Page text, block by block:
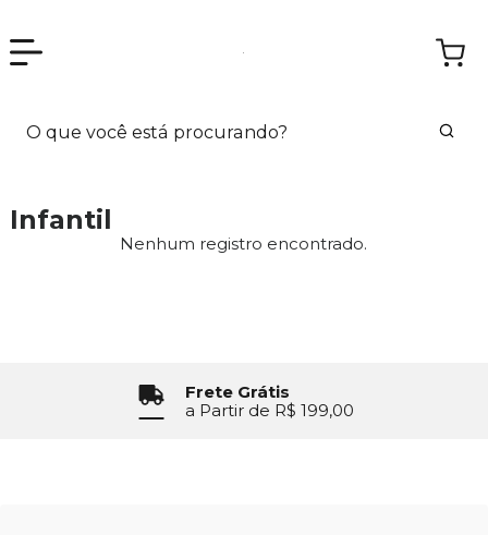
Infantil
Nenhum registro encontrado.
Frete Grátis
a Partir de R$ 199,00